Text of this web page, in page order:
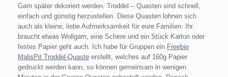
Garn später dekoriert werden. Troddel – Quasten sind schnell,
einfach und günstig herzustellen. Diese Quasten lohnen sich
auch als kleine, liebe Aufmerksamkeit für eure Familien. Ihr
braucht etwas Wollgarn, eine Schere und ein Stück Karton oder
festes Papier geht auch. Ich habe für Gruppen ein Freebie
MalisPit Troddel-Quaste erstellt, welches auf 160g Papier
gedruckt werden kann, so können gemeinsam in wenigen